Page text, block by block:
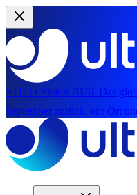
YOLO Vision 2026: Das
September zurück, vor Ort